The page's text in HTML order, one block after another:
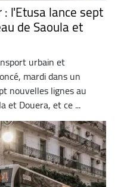
l'Etusa lance sept
de Saoula et
urbain et
mardi dans un
nouvelles lignes au
et Douera, et ce ...